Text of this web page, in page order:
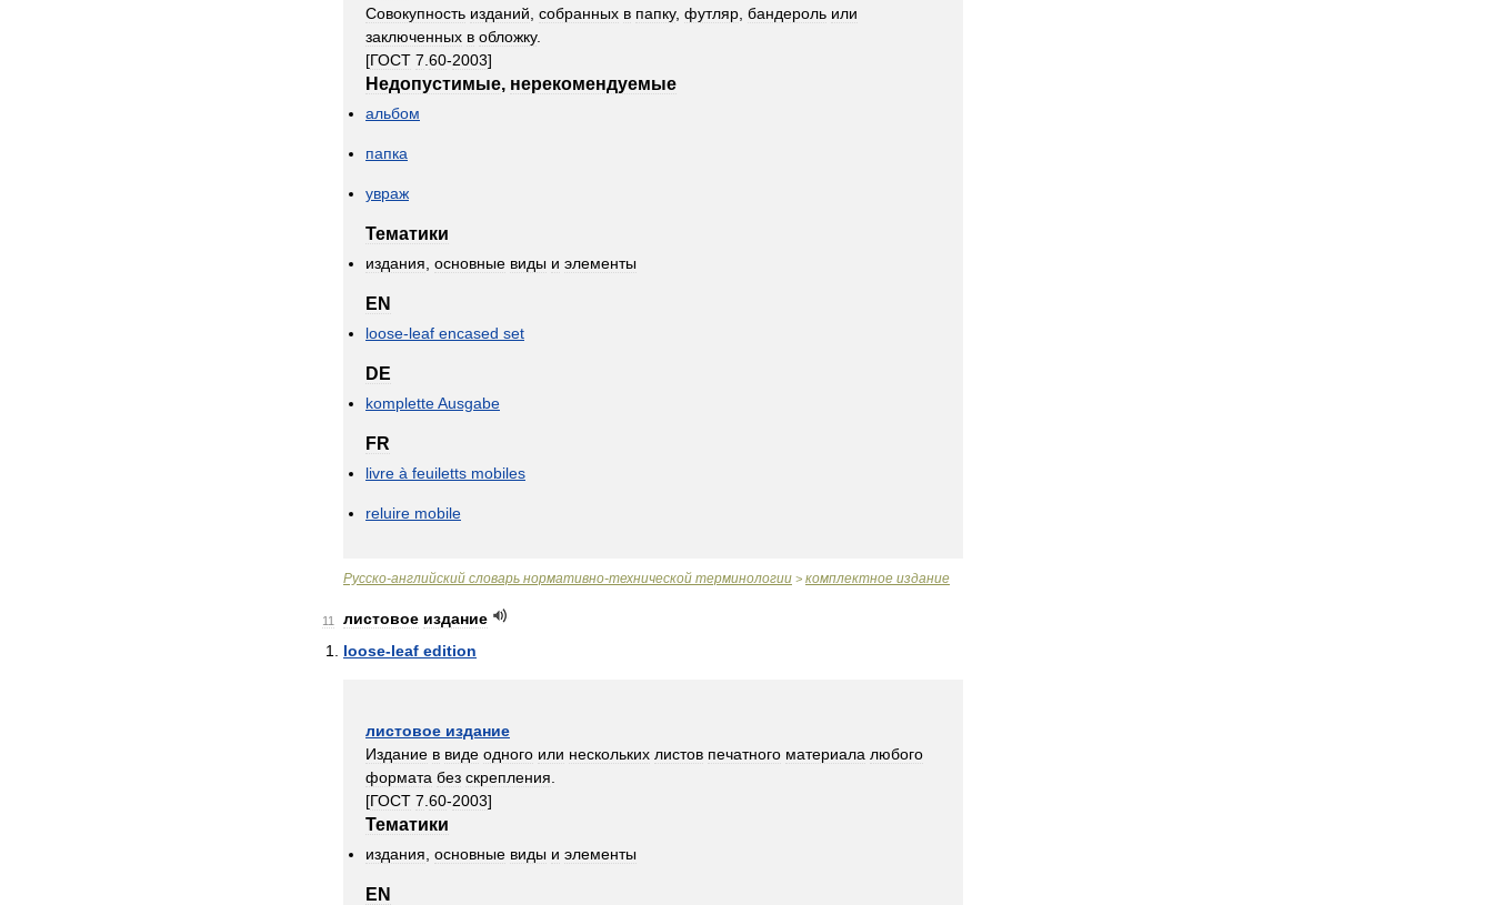
Совокупность изданий собранных в папку, футляр бандероль или
заключенных в обложку.
[ГОСТ 7 60-2003]
Недопустимые, нерекомендуемые
альбом
папка
увраж
Тематики
издания основные виды и элементы
EN
loose-leaf encased set
DE
kompletteAusgabe
FR
livre à feuiletts mobiles
reluire mobile
Русско-английский словарь нормативно-технической терминологии > комплектное издание
11 листовое издание
loose-leaf edition
листовое издание
Издание в виде одного или нескольких листов печатного материала любого
формата без скрепления
[ГОСТ 7 60-2003]
Тематики
издания основные виды и элементы
EN